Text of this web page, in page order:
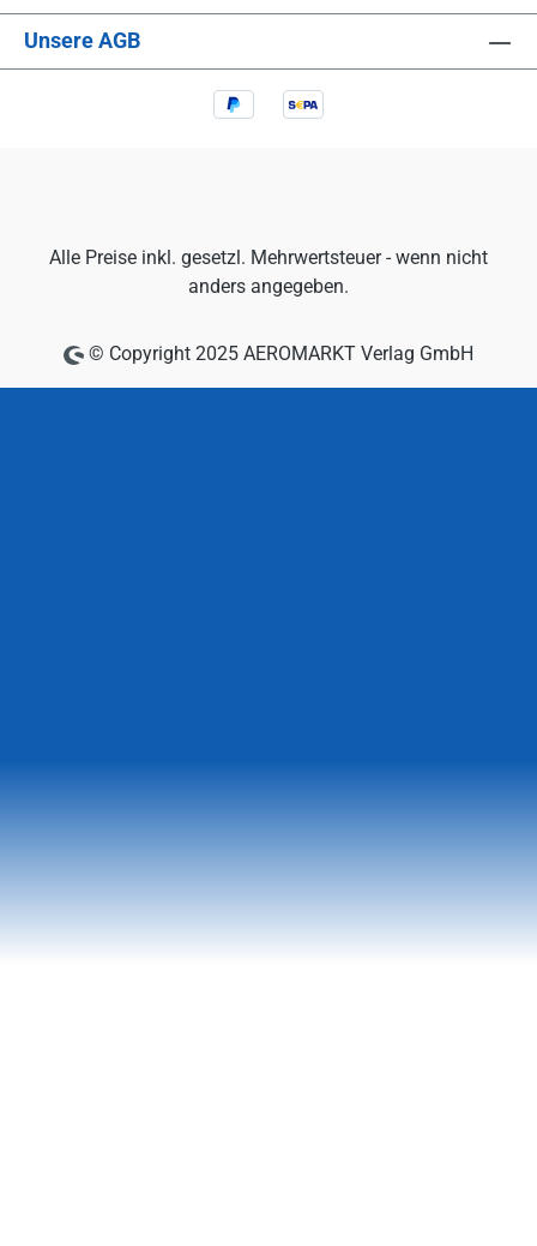
Unsere AGB
Alle Preise inkl. gesetzl. Mehrwertsteuer - wenn nicht
anders angegeben.
© Copyright 2025 AEROMARKT Verlag GmbH